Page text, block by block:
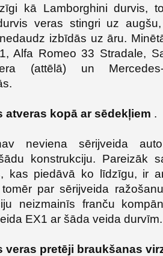
kā Lamborghini durvis,
veras stingri uz
izbīdās uz āru.
Alfa Romeo 33 Stradale,
(attēlā) un
atveras kopā ar sēdekļiem .
neviena sērijveida
konstrukciju. Pareizāk
kas piedāvā ko līdzīgu, ir
tomēr par sērijveida
neizmainīs franču
EX1 ar šāda veida durvīm.
veras pretēji braukšanas